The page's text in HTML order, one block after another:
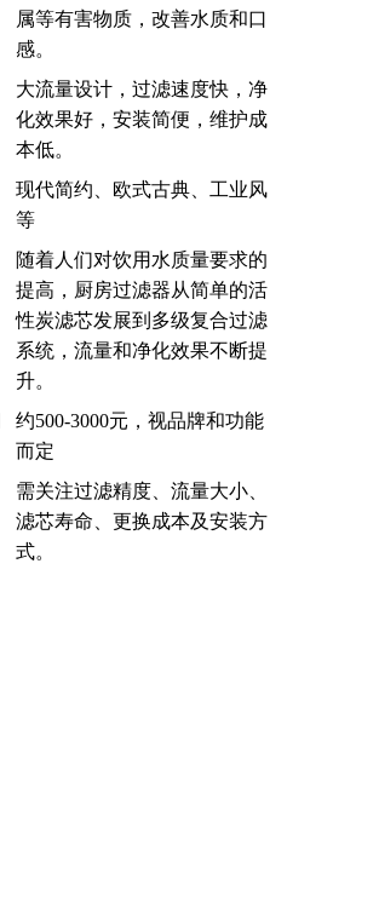
属等有害物质，改善水质和口
感。
大流量设计，过滤速度快，净
化效果好，安装简便，维护成
本低。
现代简约、欧式古典、工业风
等
随着人们对饮用水质量要求的
提高，厨房过滤器从简单的活
性炭滤芯发展到多级复合过滤
系统，流量和净化效果不断提
升。
约500-3000元，视品牌和功能
而定
需关注过滤精度、流量大小、
滤芯寿命、更换成本及安装方
式。